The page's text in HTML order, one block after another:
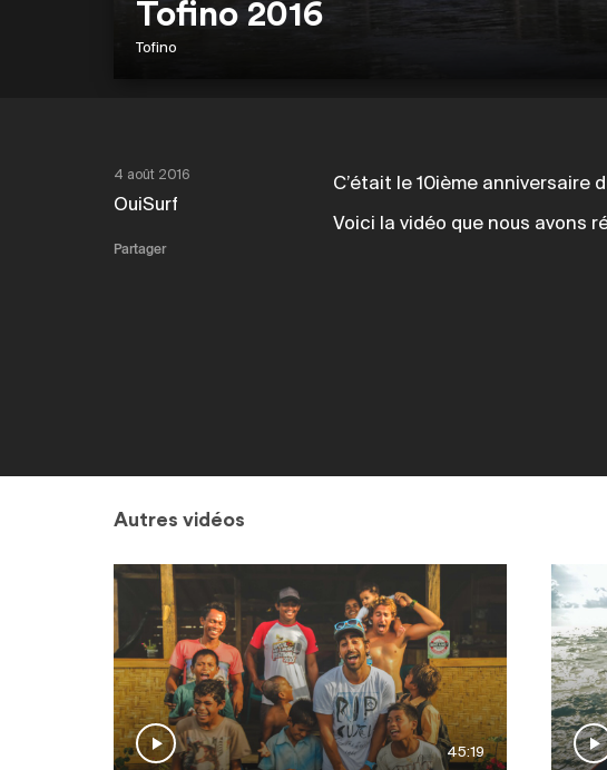
Tofino 2016
Tofino
4 août 2016
OuiSurf
Partager
C’était le 10ième anniversaire
Voici la vidéo que nous avons
Autres vidéos
45:19